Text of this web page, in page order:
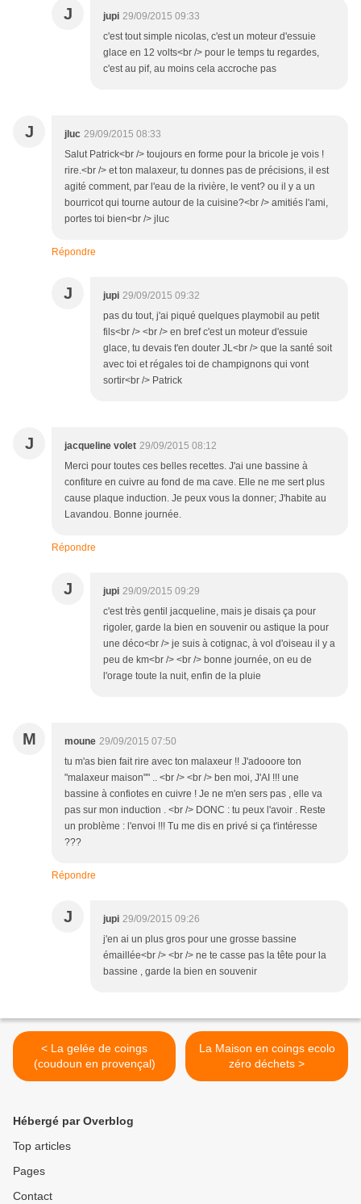
J jupi 29/09/2015 09:33
c'est tout simple nicolas, c'est un moteur d'essuie
glace en 12 volts<br /> pour le temps tu regardes,
c'est au pif, au moins cela accroche pas
J jluc 29/09/2015 08:33
Salut Patrick<br /> toujours en forme pour la bricole je vois !
rire.<br /> et ton malaxeur, tu donnes pas de précisions, il est
agité comment, par l'eau de la rivière, le vent? ou il y a un
bourricot qui tourne autour de la cuisine?<br /> amitiés l'ami,
portes toi bien<br /> jluc
Répondre
J jupi 29/09/2015 09:32
pas du tout, j'ai piqué quelques playmobil au petit
fils<br /> <br /> en bref c'est un moteur d'essuie
glace, tu devais t'en douter JL<br /> que la santé soit
avec toi et régales toi de champignons qui vont
sortir<br /> Patrick
J jacqueline volet 29/09/2015 08:12
Merci pour toutes ces belles recettes. J'ai une bassine à
confiture en cuivre au fond de ma cave. Elle ne me sert plus
cause plaque induction. Je peux vous la donner; J'habite au
Lavandou. Bonne journée.
Répondre
J jupi 29/09/2015 09:29
c'est très gentil jacqueline, mais je disais ça pour
rigoler, garde la bien en souvenir ou astique la pour
une déco<br /> je suis à cotignac, à vol d'oiseau il y a
peu de km<br /> <br /> bonne journée, on eu de
l'orage toute la nuit, enfin de la pluie
M moune 29/09/2015 07:50
tu m'as bien fait rire avec ton malaxeur !! J'adooore ton
"malaxeur maison"" .. <br /> <br /> ben moi, J'AI !!! une
bassine à confiotes en cuivre ! Je ne m'en sers pas , elle va
pas sur mon induction . <br /> DONC : tu peux l'avoir . Reste
un problème : l'envoi !!! Tu me dis en privé si ça t'intéresse
???
Répondre
J jupi 29/09/2015 09:26
j'en ai un plus gros pour une grosse bassine
émaillée<br /> <br /> ne te casse pas la tête pour la
bassine , garde la bien en souvenir
< La gelée de coings
(coudoun en provençal)
La Maison en coings ecolo
zéro déchets >
Hébergé par Overblog
Top articles
Pages
Contact